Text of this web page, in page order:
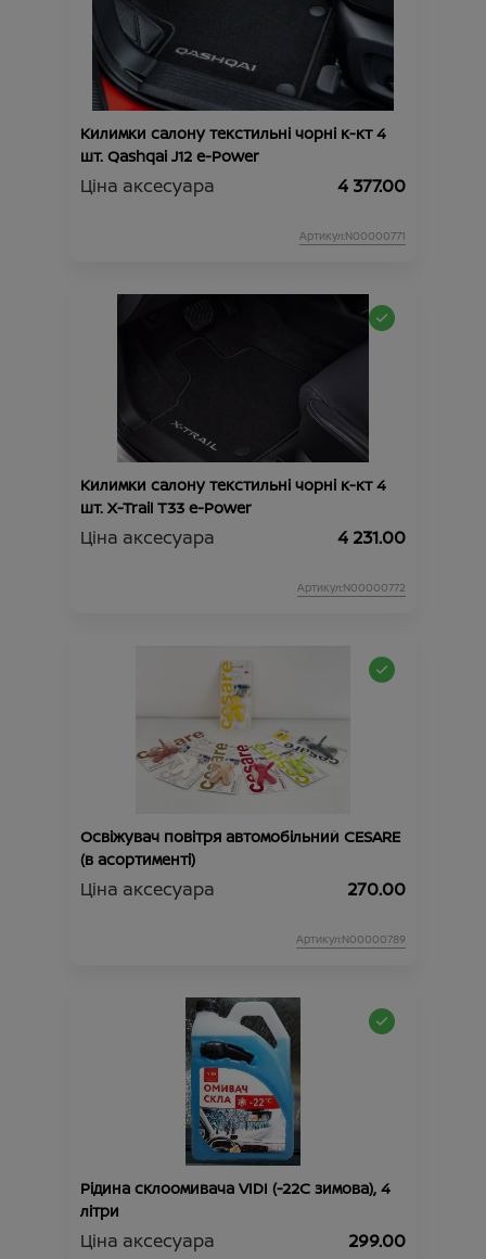
Килимки салону текстильні чорні к-кт 4
шт. Qashqai J12 e-Power
Ціна аксесуара 4 377.00
Артикул:N00000771
Килимки салону текстильні чорні к-кт 4
шт. X-Trail T33 e-Power
Ціна аксесуара 4 231.00
Артикул:N00000772
Освіжувач повітря автомобільний CESARE
(в асортименті)
Ціна аксесуара 270.00
Артикул:N00000789
Рідина склоомивача VIDI (-22С зимова), 4
літри
Ціна аксесуара 299.00